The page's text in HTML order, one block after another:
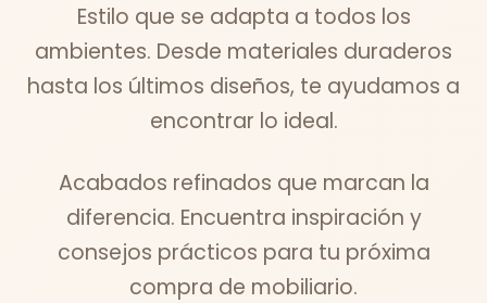
Estilo que se adapta a todos los
ambientes. Desde materiales duraderos
hasta los últimos diseños, te ayudamos a
encontrar lo ideal.
Acabados refinados que marcan la
diferencia. Encuentra inspiración y
consejos prácticos para tu próxima
compra de mobiliario.